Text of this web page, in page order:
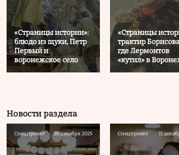
«Страницы истории»:
блюдо из щуки, Петр
Первый и
воронежское село
«Страницы
трактир
где Лермонтов
«кутил» в
Новости раздела
Спецпроект 26 декабря 2025 Спецпроект 11